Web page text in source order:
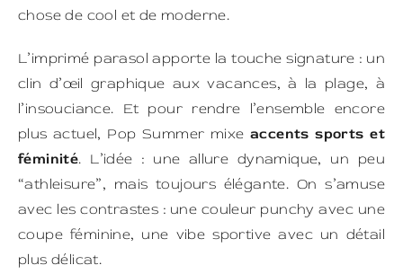
chose de cool et de moderne.
L’imprimé parasol apporte la touche signature : un
clin d’œil graphique aux vacances, à la plage, à
l’insouciance. Et pour rendre l’ensemble encore
plus actuel, Pop Summer mixeaccents sports et
féminité. L’idée : une allure dynamique, un peu
“athleisure”, mais toujours élégante. On s’amuse
avec les contrastes : une couleur punchy avec une
coupe féminine, une vibe sportive avec un détail
plus délicat.